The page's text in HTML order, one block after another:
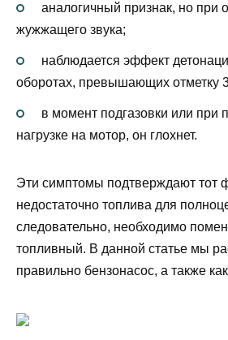
аналогичный признак, но при
жужжащего звука;
наблюдается эффект
оборотах, превышающих отметку
в момент подгазовки или при
нагрузке на мотор, он глохнет.
Эти симптомы подтверждают тот
недостаточно топлива для
следовательно, необходимо
топливный. В данной статье мы
правильно бензонасос, а также